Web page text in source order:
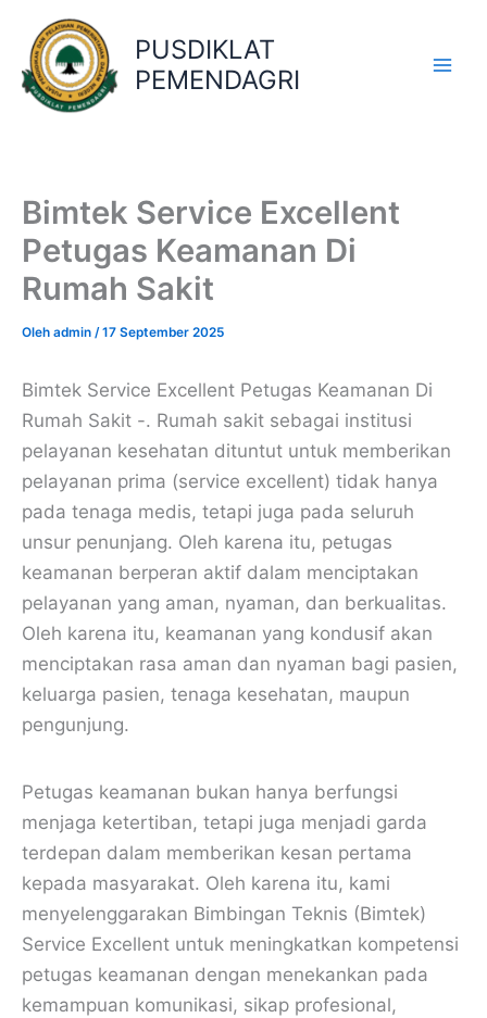
konten
PUSDIKLAT
PEMENDAGRI
Bimtek Service Excellent
Petugas Keamanan Di
Rumah Sakit
Oleh admin /17 September 2025
Bimtek Service Excellent Petugas Keamanan Di
Rumah Sakit -. Rumah sakit sebagai institusi
pelayanan kesehatan dituntut untuk memberikan
pelayanan prima (service excellent) tidak hanya
pada tenaga medis, tetapi juga pada seluruh
unsur penunjang. Oleh karena itu, petugas
keamanan berperan aktif dalam menciptakan
pelayanan yang aman, nyaman, dan berkualitas.
Oleh karena itu, keamanan yang kondusif akan
menciptakan rasa aman dan nyaman bagi pasien,
keluarga pasien, tenaga kesehatan, maupun
pengunjung.
Petugas keamanan bukan hanya berfungsi
menjaga ketertiban, tetapi juga menjadi garda
terdepan dalam memberikan kesan pertama
kepada masyarakat. Oleh karena itu, kami
menyelenggarakan Bimbingan Teknis (Bimtek)
Service Excellent untuk meningkatkan kompetensi
petugas keamanan dengan menekankan pada
kemampuan komunikasi, sikap profesional,